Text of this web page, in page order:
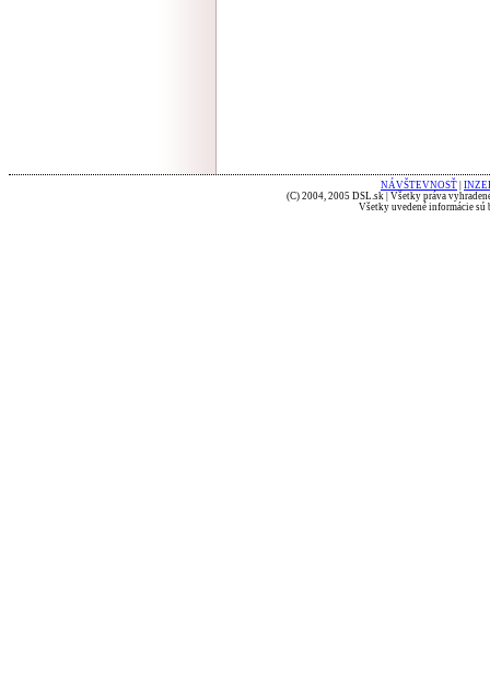
NÁVŠTEVNOSŤ
(C) 2004, 2005 DSL.sk | Všetky práva
Všetky uvedené informácie sú